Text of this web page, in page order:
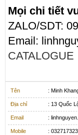
Mọi chi tiết
ZALO/SDT:
Email:
CATALOGUE
Tên : Minh
Địa chỉ : 13 Quốc
Email :
Mobile :